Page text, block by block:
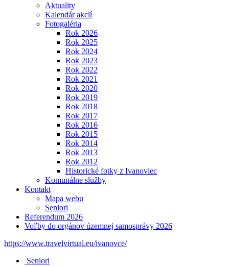
Aktuality
Kalendár akcií
Fotogaléria
Rok 2026
Rok 2025
Rok 2024
Rok 2023
Rok 2022
Rok 2021
Rok 2020
Rok 2019
Rok 2018
Rok 2017
Rok 2016
Rok 2015
Rok 2014
Rok 2013
Rok 2012
Historické fotky z Ivanoviec
Komunálne služby
Kontakt
Mapa webu
Seniori
Referendum 2026
Voľby do orgánov územnej samosprávy 2026
https://www.travelvirtual.eu/ivanovce/
Seniori